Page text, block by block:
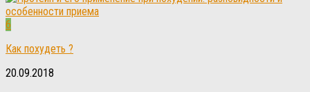
6
Как похудеть ?
20.09.2018